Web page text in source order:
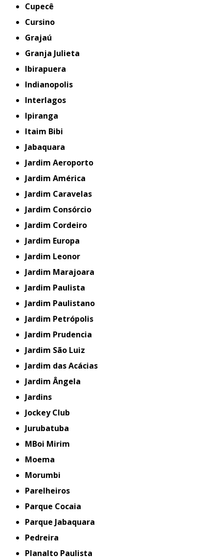
Cupecê
Cursino
Grajaú
Granja Julieta
Ibirapuera
Indianopolis
Interlagos
Ipiranga
Itaim Bibi
Jabaquara
Jardim Aeroporto
Jardim América
Jardim Caravelas
Jardim Consórcio
Jardim Cordeiro
Jardim Europa
Jardim Leonor
Jardim Marajoara
Jardim Paulista
Jardim Paulistano
Jardim Petrópolis
Jardim Prudencia
Jardim São Luiz
Jardim das Acácias
Jardim Ângela
Jardins
Jockey Club
Jurubatuba
MBoi Mirim
Moema
Morumbi
Parelheiros
Parque Cocaia
Parque Jabaquara
Pedreira
Planalto Paulista